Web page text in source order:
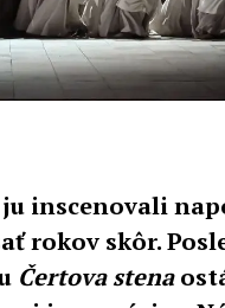
inscenovali
rokov skôr.
Čertova stena